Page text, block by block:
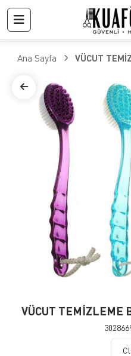
Ana Sayfa VÜCUT
VÜCUT TEMİZLEME